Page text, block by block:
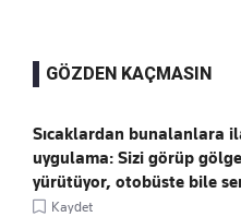
GÖZDEN KAÇMASIN
Sıcaklardan bunalanlara
uygulama: Sizi görüp
yürütüyor, otobüste bile
Kaydet